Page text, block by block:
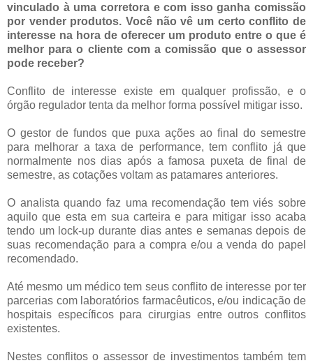
vinculado à uma corretora e com isso ganha comissão
por vender produtos. Você não vê um certo conflito de
interesse na hora de oferecer um produto entre o que é
melhor para o cliente com a comissão que o assessor
pode receber?
Conflito de interesse existe em qualquer profissão, e o
órgão regulador tenta da melhor forma possível mitigar isso.
O gestor de fundos que puxa ações ao final do semestre
para melhorar a taxa de performance, tem conflito já que
normalmente nos dias após a famosa puxeta de final de
semestre, as cotações voltam as patamares anteriores.
O analista quando faz uma recomendação tem viés sobre
aquilo que esta em sua carteira e para mitigar isso acaba
tendo um lock-up durante dias antes e semanas depois de
suas recomendação para a compra e/ou a venda do papel
recomendado.
Até mesmo um médico tem seus conflito de interesse por ter
parcerias com laboratórios farmacêuticos, e/ou indicação de
hospitais específicos para cirurgias entre outros conflitos
existentes.
Nestes conflitos o assessor de investimentos também tem